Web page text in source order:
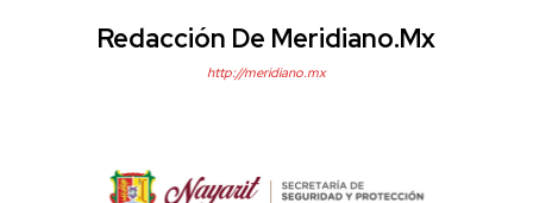
Redacción De Meridiano.mx
http://meridiano.mx